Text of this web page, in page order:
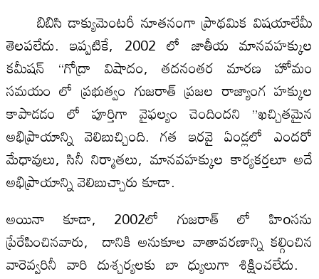
బిబిసి డాక్యుమెంటరీ నూతనంగా ప్రాథమిక విషయాలేమీ
తెలపలేదు. ఇప్పటికే, 2002 లో జాతీయ మానవహక్కుల
కమీషన్ “గోద్రా విషాదం, తదనంతర మారణ హోమం
సమయం లో ప్రభుత్వం గుజరాత్ ప్రజల రాజ్యాంగ హక్కుల
కాపాడడం లో పూర్తిగా వైఫల్యం చెందిందని ”ఖచ్చితమైన
అభిప్రాయాన్ని వెలిబుచ్చింది. గత ఇరవై ఏండ్లలో ఎందరో
మేధావులు, సినీ నిర్మాతలు, మానవహక్కుల కార్యకర్తలూ అదే
అభిప్రాయాన్ని వెలిబుచ్చారు కూడా.
అయినా కూడా, 2002లో గుజరాత్ లో హిoసను
ప్రేరేపించినవారు, దానికి అనుకూల వాతావరణాన్ని కల్గించిన
వారెవ్వరినీ వారి దుశ్చర్యలకు బా ధ్యులుగా శిక్షించలేదు.